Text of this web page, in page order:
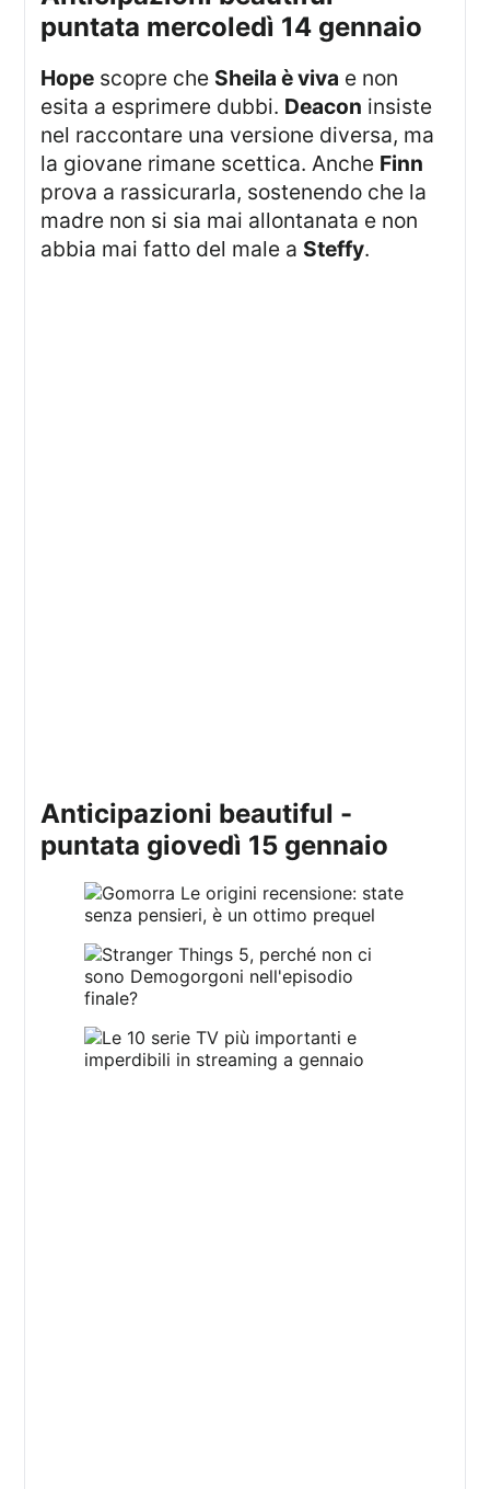
puntata mercoledì 14 gennaio
Hope scopre che Sheila è viva e non
esita a esprimere dubbi. Deacon insiste
nel raccontare una versione diversa, ma
la giovane rimane scettica. Anche Finn
prova a rassicurarla, sostenendo che la
madre non si sia mai allontanata e non
abbia mai fatto del male a Steffy.
anticipazioni beautiful -
puntata giovedì 15 gennaio